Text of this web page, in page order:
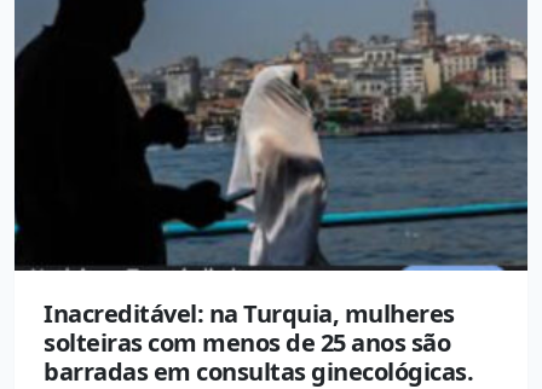
Inacreditável: na Turquia, mulheres
solteiras com menos de 25 anos são
barradas em consultas ginecológicas.